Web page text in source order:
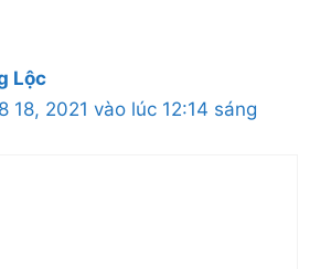
Lộc
18, 2021 vào lúc 12:14 sáng